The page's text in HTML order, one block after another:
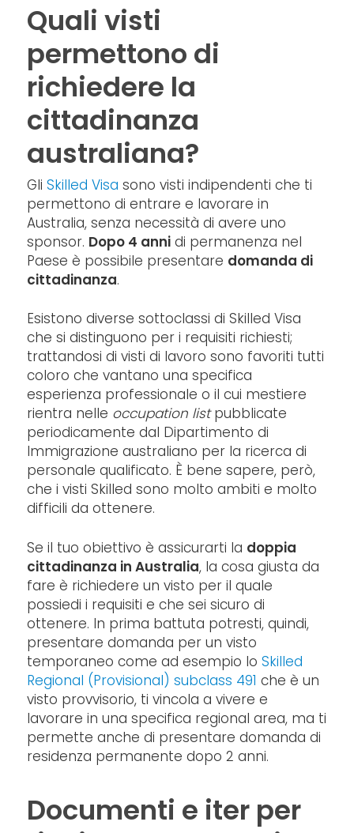
Quali visti
permettono di
richiedere la
cittadinanza
australiana?
Gli Skilled Visa sono visti indipendenti che ti
permettono di entrare e lavorare in
Australia, senza necessità di avere uno
sponsor. Dopo 4 anni di permanenza nel
Paese è possibile presentare domanda di
cittadinanza.
Esistono diverse sottoclassi di Skilled Visa
che si distinguono per i requisiti richiesti;
trattandosi di visti di lavoro sono favoriti tutti
coloro che vantano una specifica
esperienza professionale o il cui mestiere
rientra nelle occupation listpubblicate
periodicamente dal Dipartimento di
Immigrazione australiano per la ricerca di
personale qualificato. È bene sapere, però,
che i visti Skilled sono molto ambiti e molto
difficili da ottenere.
Se il tuo obiettivo è assicurarti la doppia
cittadinanza in Australia, la cosa giusta da
fare è richiedere un visto per il quale
possiedi i requisiti e che sei sicuro di
ottenere. In prima battuta potresti, quindi,
presentare domanda per un visto
temporaneo come ad esempio lo Skilled
Regional (Provisional) subclass 491 che è un
visto provvisorio, ti vincola a vivere e
lavorare in una specifica regional area, ma ti
permette anche di presentare domanda di
residenza permanente dopo 2 anni.
Documenti e iter per